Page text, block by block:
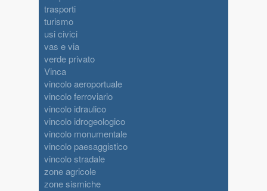
trasporti
turismo
usi civici
vas e via
verde privato
Vinca
vincolo aeroportuale
vincolo ferroviario
vincolo idraulico
vincolo idrogeologico
vincolo monumentale
vincolo paesaggistico
vincolo stradale
zone agricole
zone sismiche